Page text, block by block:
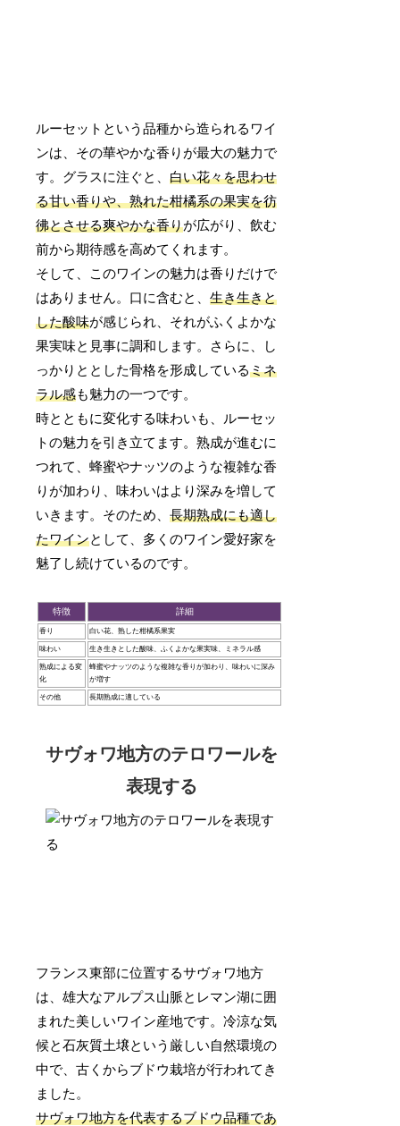
ルーセットという品種から造られるワイ
ンは、その華やかな香りが最大の魅力で
す。グラスに注ぐと、白い花々を思わせ
る甘い香りや、熟れた柑橘系の果実を彷
彿とさせる爽やかな香りが広がり、飲む
前から期待感を高めてくれます。
そして、このワインの魅力は香りだけで
はありません。口に含むと、生き生きと
した酸味が感じられ、それがふくよかな
果実味と見事に調和します。さらに、し
っかりととした骨格を形成しているミネ
ラル感も魅力の一つです。
時とともに変化する味わいも、ルーセッ
トの魅力を引き立てます。熟成が進むに
つれて、蜂蜜やナッツのような複雑な香
りが加わり、味わいはより深みを増して
いきます。そのため、長期熟成にも適し
たワインとして、多くのワイン愛好家を
魅了し続けているのです。
特徴 詳細
香り 白い花、熟した柑橘系果実
味わい 生き生きとした酸味、ふくよかな果実味、ミネラル感
熟成による変
化
蜂蜜やナッツのような複雑な香りが加わり、味わいに深み
が増す
その他 長期熟成に適している
サヴォワ地方のテロワールを
表現する
フランス東部に位置するサヴォワ地方
は、雄大なアルプス山脈とレマン湖に囲
まれた美しいワイン産地です。冷涼な気
候と石灰質土壌という厳しい自然環境の
中で、古くからブドウ栽培が行われてき
ました。
サヴォワ地方を代表するブドウ品種であ